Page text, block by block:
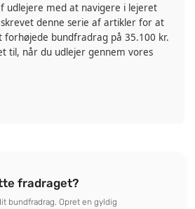
udlejere med at navigere i lejeret
denne serie af artikler for at
forhøjede bundfradrag på 35.100 kr.
til, når du udlejer gennem vores
fradraget?
bundfradrag. Opret en gyldig